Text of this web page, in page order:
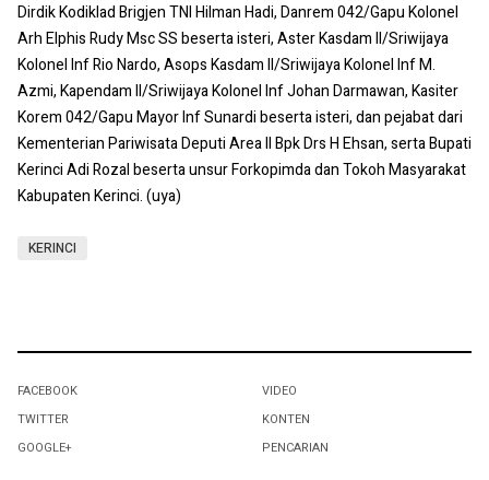
Dirdik Kodiklad Brigjen TNI Hilman Hadi, Danrem 042/Gapu Kolonel
Arh Elphis Rudy Msc SS beserta isteri, Aster Kasdam II/Sriwijaya
Kolonel Inf Rio Nardo, Asops Kasdam II/Sriwijaya Kolonel Inf M.
Azmi, Kapendam II/Sriwijaya Kolonel Inf Johan Darmawan, Kasiter
Korem 042/Gapu Mayor Inf Sunardi beserta isteri, dan pejabat dari
Kementerian Pariwisata Deputi Area II Bpk Drs H Ehsan, serta Bupati
Kerinci Adi Rozal beserta unsur Forkopimda dan Tokoh Masyarakat
Kabupaten Kerinci. (uya)
KERINCI
FACEBOOK
TWITTER
GOOGLE+
VIDEO
KONTEN
PENCARIAN